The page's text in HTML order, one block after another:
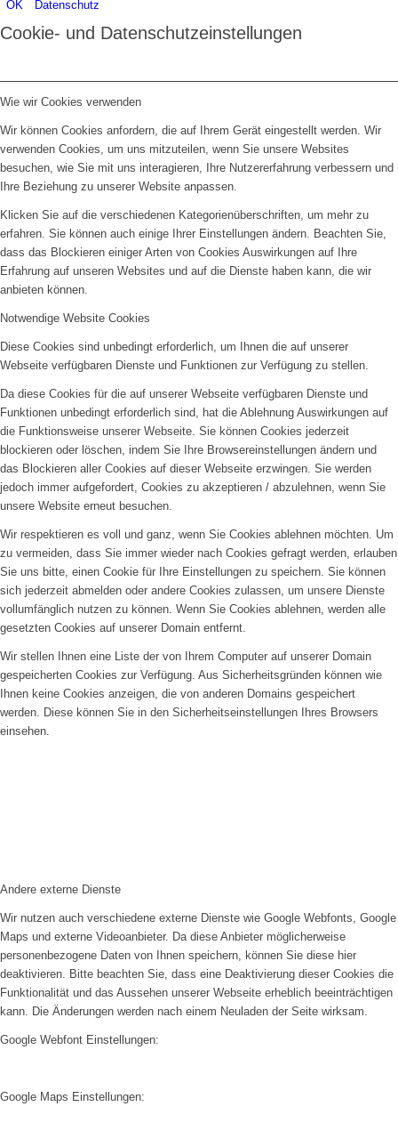
OK Datenschutz
Cookie- und Datenschutzeinstellungen
Wie wir Cookies verwenden
Wir können Cookies anfordern, die auf Ihrem Gerät eingestellt werden. Wir
verwenden Cookies, um uns mitzuteilen, wenn Sie unsere Websites
besuchen, wie Sie mit uns interagieren, Ihre Nutzererfahrung verbessern und
Ihre Beziehung zu unserer Website anpassen.
Klicken Sie auf die verschiedenen Kategorienüberschriften, um mehr zu
erfahren. Sie können auch einige Ihrer Einstellungen ändern. Beachten Sie,
dass das Blockieren einiger Arten von Cookies Auswirkungen auf Ihre
Erfahrung auf unseren Websites und auf die Dienste haben kann, die wir
anbieten können.
Notwendige Website Cookies
Diese Cookies sind unbedingt erforderlich, um Ihnen die auf unserer
Webseite verfügbaren Dienste und Funktionen zur Verfügung zu stellen.
Da diese Cookies für die auf unserer Webseite verfügbaren Dienste und
Funktionen unbedingt erforderlich sind, hat die Ablehnung Auswirkungen auf
die Funktionsweise unserer Webseite. Sie können Cookies jederzeit
blockieren oder löschen, indem Sie Ihre Browsereinstellungen ändern und
das Blockieren aller Cookies auf dieser Webseite erzwingen. Sie werden
jedoch immer aufgefordert, Cookies zu akzeptieren / abzulehnen, wenn Sie
unsere Website erneut besuchen.
Wir respektieren es voll und ganz, wenn Sie Cookies ablehnen möchten. Um
zu vermeiden, dass Sie immer wieder nach Cookies gefragt werden, erlauben
Sie uns bitte, einen Cookie für Ihre Einstellungen zu speichern. Sie können
sich jederzeit abmelden oder andere Cookies zulassen, um unsere Dienste
vollumfänglich nutzen zu können. Wenn Sie Cookies ablehnen, werden alle
gesetzten Cookies auf unserer Domain entfernt.
Wir stellen Ihnen eine Liste der von Ihrem Computer auf unserer Domain
gespeicherten Cookies zur Verfügung. Aus Sicherheitsgründen können wie
Ihnen keine Cookies anzeigen, die von anderen Domains gespeichert
werden. Diese können Sie in den Sicherheitseinstellungen Ihres Browsers
einsehen.
Andere externe Dienste
Wir nutzen auch verschiedene externe Dienste wie Google Webfonts, Google
Maps und externe Videoanbieter. Da diese Anbieter möglicherweise
personenbezogene Daten von Ihnen speichern, können Sie diese hier
deaktivieren. Bitte beachten Sie, dass eine Deaktivierung dieser Cookies die
Funktionalität und das Aussehen unserer Webseite erheblich beeinträchtigen
kann. Die Änderungen werden nach einem Neuladen der Seite wirksam.
Google Webfont Einstellungen:
Google Maps Einstellungen: